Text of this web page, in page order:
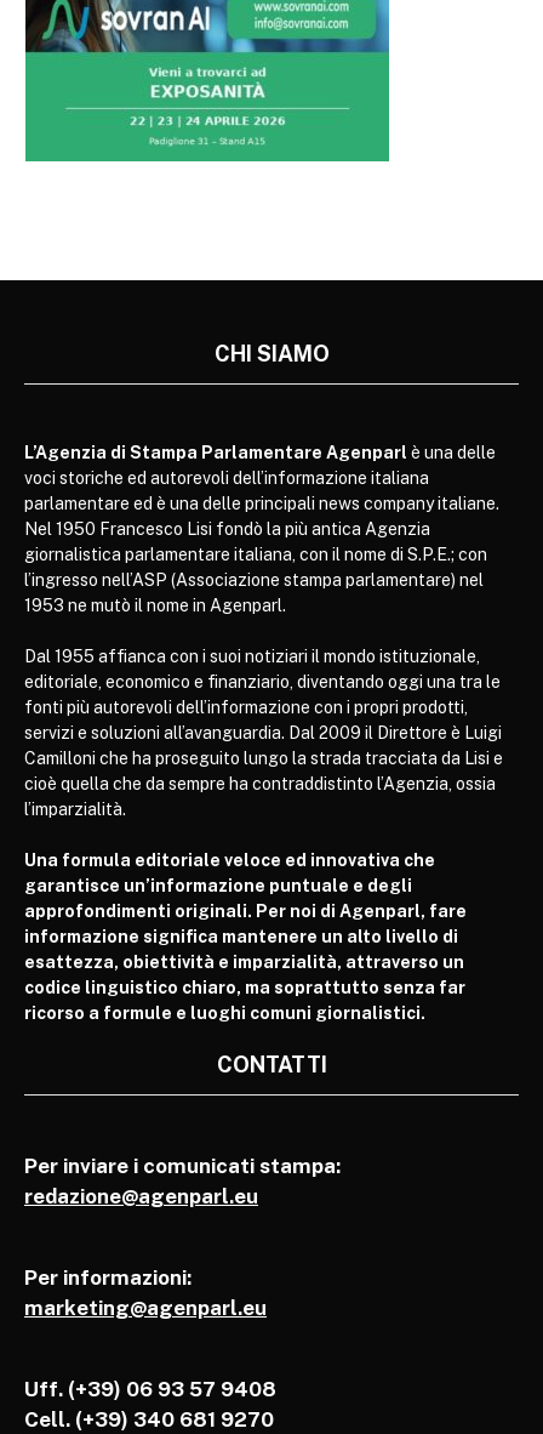
CHI SIAMO
L’Agenzia di Stampa Parlamentare Agenparl è una delle
voci storiche ed autorevoli dell’informazione italiana
parlamentare ed è una delle principali news company italiane.
Nel 1950 Francesco Lisi fondò la più antica Agenzia
giornalistica parlamentare italiana, con il nome di S.P.E.; con
l’ingresso nell’ASP (Associazione stampa parlamentare) nel
1953 ne mutò il nome in Agenparl.
Dal 1955 affianca con i suoi notiziari il mondo istituzionale,
editoriale, economico e finanziario, diventando oggi una tra le
fonti più autorevoli dell’informazione con i propri prodotti,
servizi e soluzioni all’avanguardia. Dal 2009 il Direttore è Luigi
Camilloni che ha proseguito lungo la strada tracciata da Lisi e
cioè quella che da sempre ha contraddistinto l’Agenzia, ossia
l’imparzialità.
Una formula editoriale veloce ed innovativa che
garantisce un’informazione puntuale e degli
approfondimenti originali. Per noi di Agenparl, fare
informazione significa mantenere un alto livello di
esattezza, obiettività e imparzialità, attraverso un
codice linguistico chiaro, ma soprattutto senza far
ricorso a formule e luoghi comuni giornalistici.
CONTATTI
Per inviare i comunicati stampa:
redazione@agenparl.eu
Per informazioni:
marketing@agenparl.eu
Uff. (+39) 06 93 57 9408
Cell. (+39) 340 681 9270